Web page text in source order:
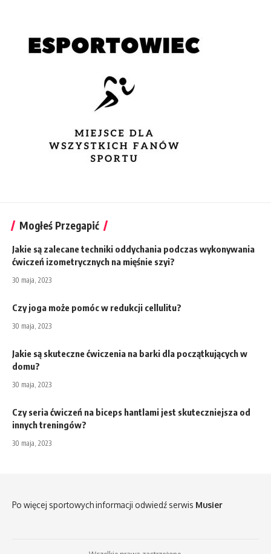
Mogłeś Przegapić
Jakie są zalecane techniki oddychania podczas wykonywania
ćwiczeń izometrycznych na mięśnie szyi?
30 maja, 2023
Czy joga może pomóc w redukcji cellulitu?
30 maja, 2023
Jakie są skuteczne ćwiczenia na barki dla początkujących w
domu?
30 maja, 2023
Czy seria ćwiczeń na biceps hantlami jest skuteczniejsza od
innych treningów?
30 maja, 2023
Po więcej sportowych informacji odwiedź serwis Musier